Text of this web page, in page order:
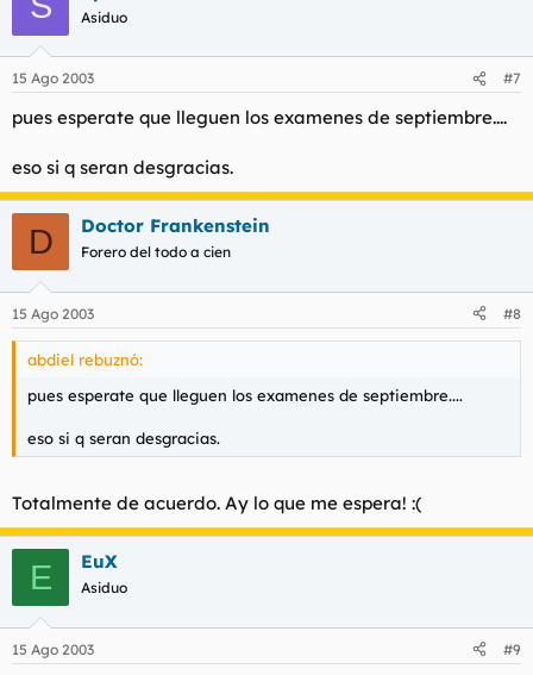
Asiduo
15 Ago 2003 #7
pues esperate que lleguen los examenes de septiembre....
eso si q seran desgracias.
D Doctor Frankenstein
Forero del todo a cien
15 Ago 2003 #8
abdiel rebuznó:
pues esperate que lleguen los examenes de septiembre....
eso si q seran desgracias.
Totalmente de acuerdo. Ay lo que me espera! :(
E EuX
Asiduo
15 Ago 2003 #9